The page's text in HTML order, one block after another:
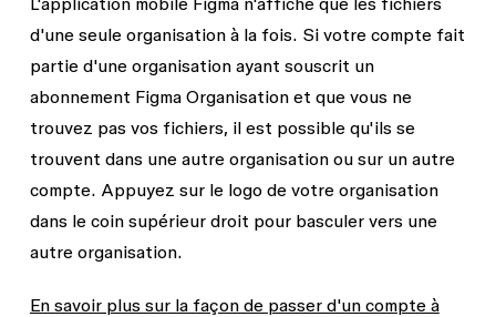
d'une seule organisation à la fois. Si votre compte fait
partie d'une organisation ayant souscrit un
abonnement Figma Organisation et que vous ne
trouvez pas vos fichiers, il est possible qu'ils se
trouvent dans une autre organisation ou sur un autre
compte. Appuyez sur le logo de votre organisation
dans le coin supérieur droit pour basculer vers une
autre organisation.
En savoir plus sur la façon de passer d'un compte à